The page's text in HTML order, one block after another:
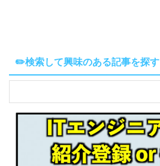
✏️検索して興味のある記事を探す